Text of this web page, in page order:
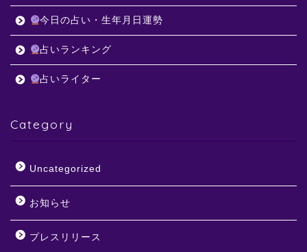
今日の占い・生年月日運勢
占いランキング
占いライター
Category
Uncategorized
お知らせ
プレスリリース